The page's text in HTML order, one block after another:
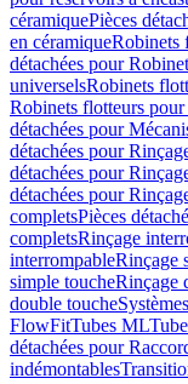
céramiquePièces
en céramiqueRobinets
détachées pour
universelsRobinets
Robinets flotteurs
détachées pour
détachées pour
détachées pour
détachées pour
completsPièces
completsRinçage
interrompableRinçage
simple toucheRinçage
double touche
FlowFitTubes ML
détachées pour
indémontables